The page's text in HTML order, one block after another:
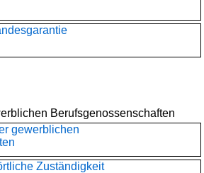
Berufsgenossenschaften
gewerblichen
Zuständigkeit